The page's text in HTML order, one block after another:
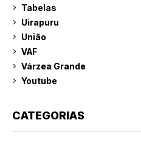
Tabelas
Uirapuru
União
VAF
Várzea Grande
Youtube
CATEGORIAS